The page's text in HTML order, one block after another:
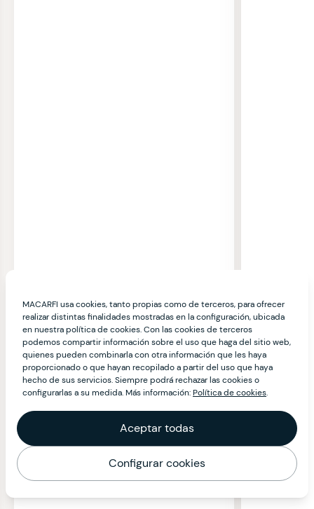
MACARFI usa cookies, tanto propias como de terceros, para ofrecer
realizar distintas finalidades mostradas en la configuración, ubicada
en nuestra política de cookies. Con las cookies de terceros
podemos compartir información sobre el uso que haga del sitio web,
quienes pueden combinarla con otra información que les haya
proporcionado o que hayan recopilado a partir del uso que haya
hecho de sus servicios. Siempre podrá rechazar las cookies o
configurarlas a su medida. Más información:Política de cookies.
Aceptar todas
Configurar cookies